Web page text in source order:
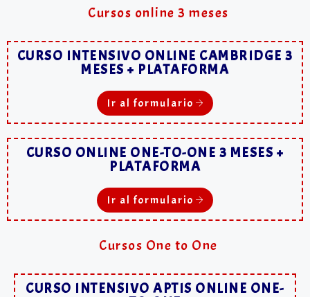
Cursos online 3 meses
CURSO INTENSIVO ONLINE CAMBRIDGE 3
MESES + PLATAFORMA
Ir al formulario
CURSO ONLINE ONE-TO-ONE 3 MESES +
PLATAFORMA
Ir al formulario
Cursos One to One
CURSO INTENSIVO APTIS ONLINE ONE-